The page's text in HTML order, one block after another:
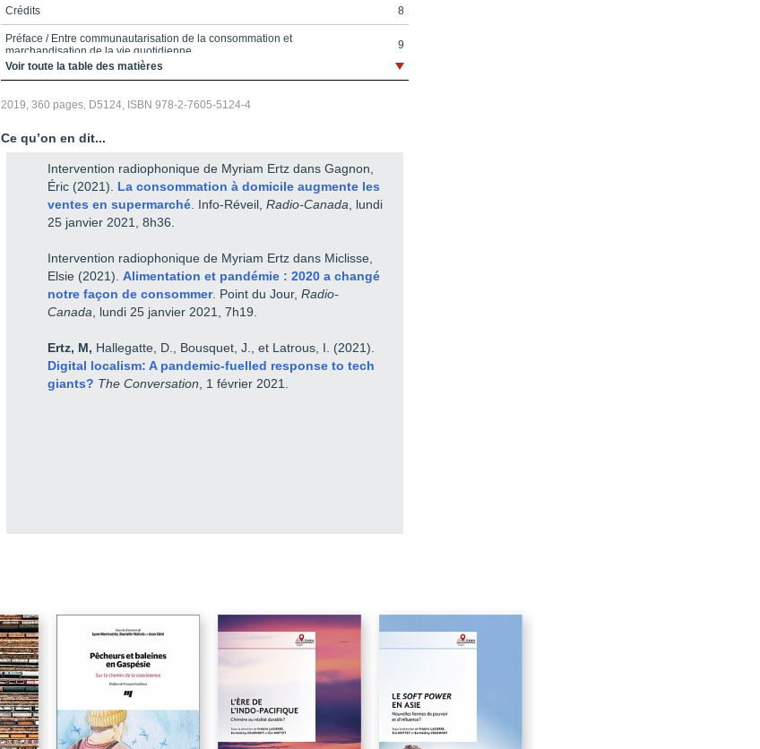
Crédits 8
Préface / Entre communautarisation de la consommation et
marchandisation de la vie quotidienne
9
Communautarisation de la consommation 10
Marchandisation de la vie quotidienne
Références
Table des matières
Liste des encadrés
Liste des figures
Liste des sigles
INTRODUCTION / Introduction aux reconfigurations de l’échange
marchand : tour d’horizon, enjeux et perspectives
Les fondements conceptuels et perspectives classiques de l’échange
marchand
Les devises d’échange alternatives
Partie 2 / LES DEVISES D’ÉCHANGE ALTERNATIVES
Chapitre 3 / Les monnaies alternatives locales comme outils
d’orientation des échanges au service d’objectifs sociétaux
Chapitre 4 / La technologie de la chaîne de blocs : fondements et
applications
147
Chapitre 5 / Le troc authentique et ses reconfigurations face à leurs
167
Voir toute la table des matières
2019, 360 pages, D5124, ISBN 978-2-7605-5124-4
Ce qu’on en dit...
Intervention radiophonique de Myriam Ertz dans Gagnon,
Éric (2021). La consommation à domicile augmente les
ventes en supermarché . Info-Réveil,Radio-Canada , lundi
25 janvier 2021, 8h36.
Intervention radiophonique de Myriam Ertz dans Miclisse,
Elsie (2021).Alimentation et pandémie : 2020 a changé
notre façon de consommer. Point du Jour,Radio-
Canada , lundi 25 janvier 2021, 7h19.
Ertz, M, Hallegatte, D., Bousquet, J., et Latrous, I. (2021).
Digital localism: A pandemic-fuelled response to tech
giants? The Conversation , 1 février 2021.